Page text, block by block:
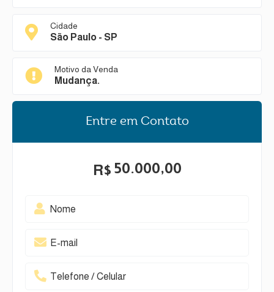
Cidade
São Paulo - SP
Motivo da Venda
Mudança.
Entre em Contato
R$ 50.000,00